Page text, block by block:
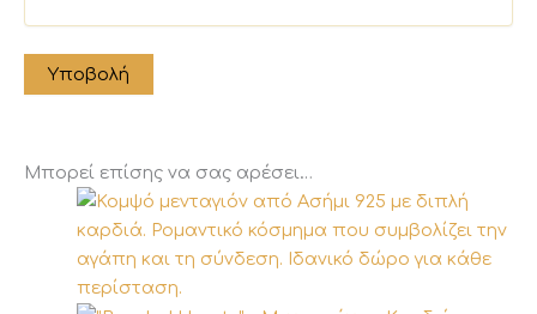
Μπορεί επίσης να σας αρέσει…